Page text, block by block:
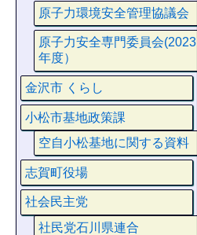
原子力環境安全管理協議会
原子力安全専門委員会(2023
年度）
金沢市 くらし
小松市基地政策課
空自小松基地に関する資料
志賀町役場
社会民主党
社民党石川県連合